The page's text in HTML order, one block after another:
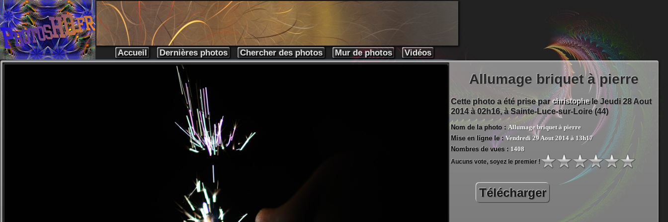
Accueil Dernières photos Chercher des photos Mur de photos Vidéos
Allumage briquet à pierre
Cette photo a été prise parchristophele Jeudi 28 Aout
2014 à 02h16, àSainte-Luce-sur-Loire (44)
Nom de la photo : Allumage briquet à pierre
Mise en ligne le : Vendredi 29 Aout 2014 à 13h17
Nombres de vues : 1408
Aucuns vote, soyez le premier !
Télécharger